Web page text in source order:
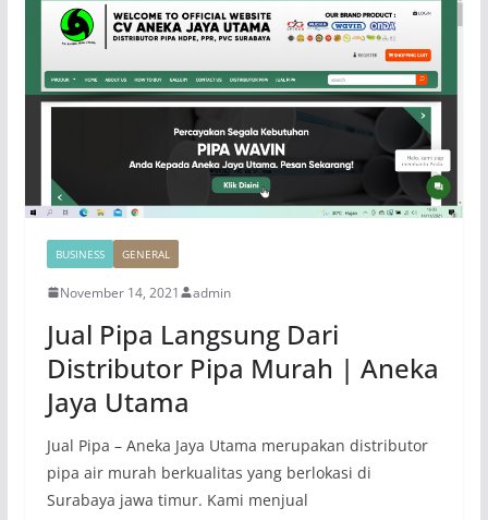
BUSINESS GENERAL
November 14, 2021 admin
Jual Pipa Langsung Dari
Distributor Pipa Murah | Aneka
Jaya Utama
Jual Pipa – Aneka Jaya Utama merupakan distributor
pipa air murah berkualitas yang berlokasi di
Surabaya jawa timur. Kami menjual